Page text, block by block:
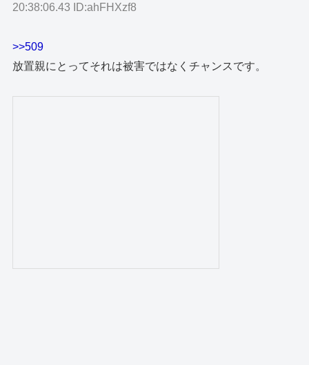
20:38:06.43 ID:ahFHXzf8
>>509
放置親にとってそれは被害ではなくチャンスです。